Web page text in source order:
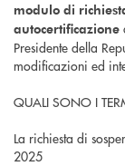
modulo di
autocertificazione
Presidente della
modificazioni ed
QUALI SONO I
La richiesta di
2025